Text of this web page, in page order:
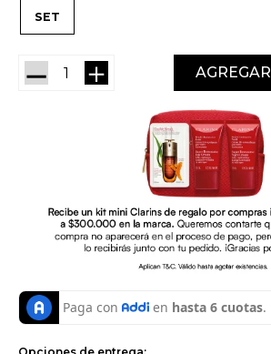
SET
＋
－ AGREGAR